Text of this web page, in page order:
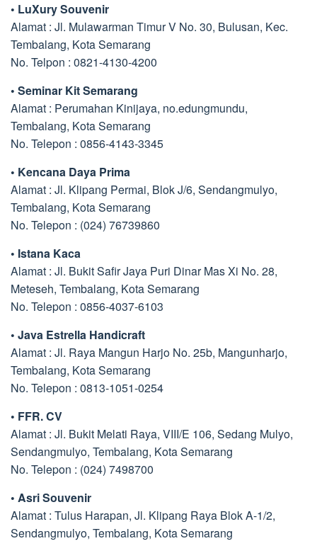
• LuXury Souvenir
Alamat : Jl. Mulawarman Timur V No. 30, Bulusan, Kec.
Tembalang, Kota Semarang
No. Telpon : 0821-4130-4200
• Seminar Kit Semarang
Alamat : Perumahan Kinijaya, no.edungmundu,
Tembalang, Kota Semarang
No. Telepon : 0856-4143-3345
• Kencana Daya Prima
Alamat : Jl. Klipang Permai, Blok J/6, Sendangmulyo,
Tembalang, Kota Semarang
No. Telepon : (024) 76739860
• Istana Kaca
Alamat : Jl. Bukit Safir Jaya Puri Dinar Mas Xi No. 28,
Meteseh, Tembalang, Kota Semarang
No. Telepon : 0856-4037-6103
• Java Estrella Handicraft
Alamat : Jl. Raya Mangun Harjo No. 25b, Mangunharjo,
Tembalang, Kota Semarang
No. Telepon : 0813-1051-0254
• FFR. CV
Alamat : Jl. Bukit Melati Raya, VIII/E 106, Sedang Mulyo,
Sendangmulyo, Tembalang, Kota Semarang
No. Telepon : (024) 7498700
• Asri Souvenir
Alamat : Tulus Harapan, Jl. Klipang Raya Blok A-1/2,
Sendangmulyo, Tembalang, Kota Semarang